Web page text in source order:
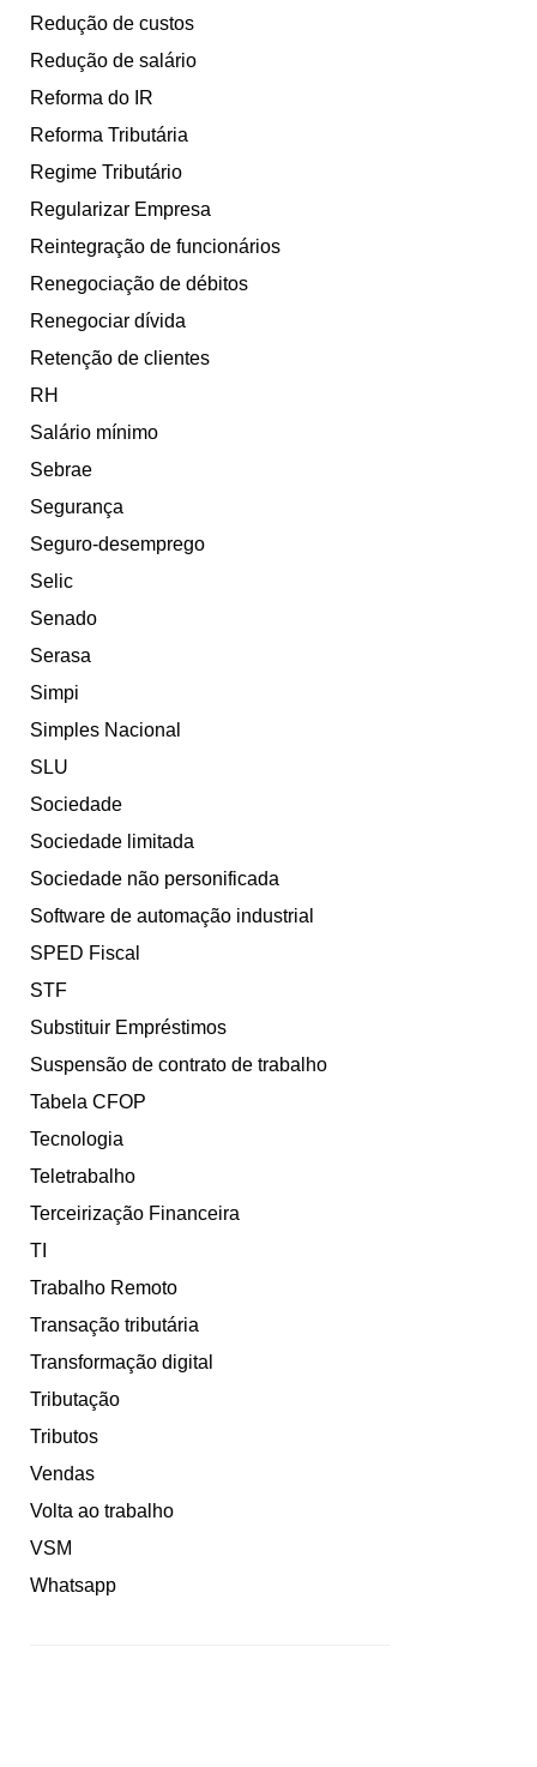
Redução de custos
Redução de salário
Reforma do IR
Reforma Tributária
Regime Tributário
Regularizar Empresa
Reintegração de funcionários
Renegociação de débitos
Renegociar dívida
Retenção de clientes
RH
Salário mínimo
Sebrae
Segurança
Seguro-desemprego
Selic
Senado
Serasa
Simpi
Simples Nacional
SLU
Sociedade
Sociedade limitada
Sociedade não personificada
Software de automação industrial
SPED Fiscal
STF
Substituir Empréstimos
Suspensão de contrato de trabalho
Tabela CFOP
Tecnologia
Teletrabalho
Terceirização Financeira
TI
Trabalho Remoto
Transação tributária
Transformação digital
Tributação
Tributos
Vendas
Volta ao trabalho
VSM
Whatsapp